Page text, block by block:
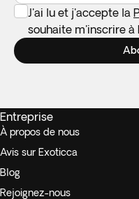
J'ai lu et j'accepte la
souhaite m'inscrire
Entreprise
À propos de nous
Avis sur Exoticca
Blog
Rejoignez-nous